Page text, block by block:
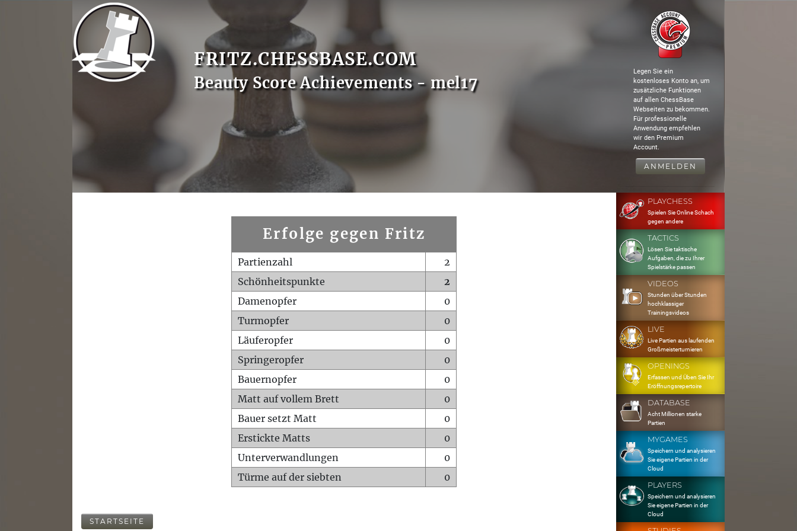
FRITZ.CHESSBASE.COM
Beauty Score Achievements - mel17
Legen Sie ein
kostenloses Konto an, um
zusätzliche Funktionen
auf allen ChessBase
Webseiten zu bekommen.
Für professionelle
Anwendung empfehlen
wir den Premium
Account.
ANMELDEN
Erfolge gegen Fritz
Partienzahl
2
Schönheitspunkte
2
Damenopfer
0
Turmopfer
0
Läuferopfer
0
Springeropfer
0
Bauernopfer
0
Matt auf vollem Brett
0
Bauer setzt Matt
0
Erstickte Matts
0
Unterverwandlungen
0
Türme auf der siebten
0
STARTSEITE
PLAYCHESS
Spielen Sie Online Schach
gegen andere
TACTICS
Lösen Sie taktische
Aufgaben, die zu Ihrer
Spielstärke passen
VIDEOS
Stunden über Stunden
hochklassiger
Trainingsvideos
LIVE
Live Partien aus laufenden
Großmeisterturnieren
OPENINGS
Erfassen und Üben Sie Ihr
Eröffnungsrepertoire
DATABASE
Acht Millionen starke
Partien
MYGAMES
Speichern und analysieren
Sie eigene Partien in der
Cloud
PLAYERS
Speichern und analysieren
Sie eigene Partien in der
Cloud